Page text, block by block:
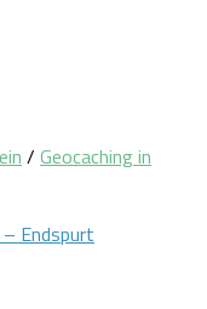
/ Geocaching in
Endspurt